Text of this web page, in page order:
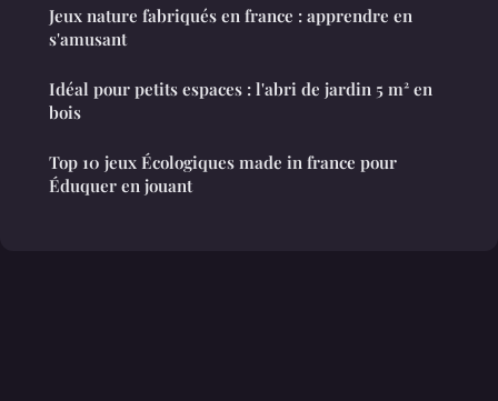
Jeux nature fabriqués en france : apprendre en
s'amusant
Idéal pour petits espaces : l'abri de jardin 5 m² en
bois
Top 10 jeux Écologiques made in france pour
Éduquer en jouant